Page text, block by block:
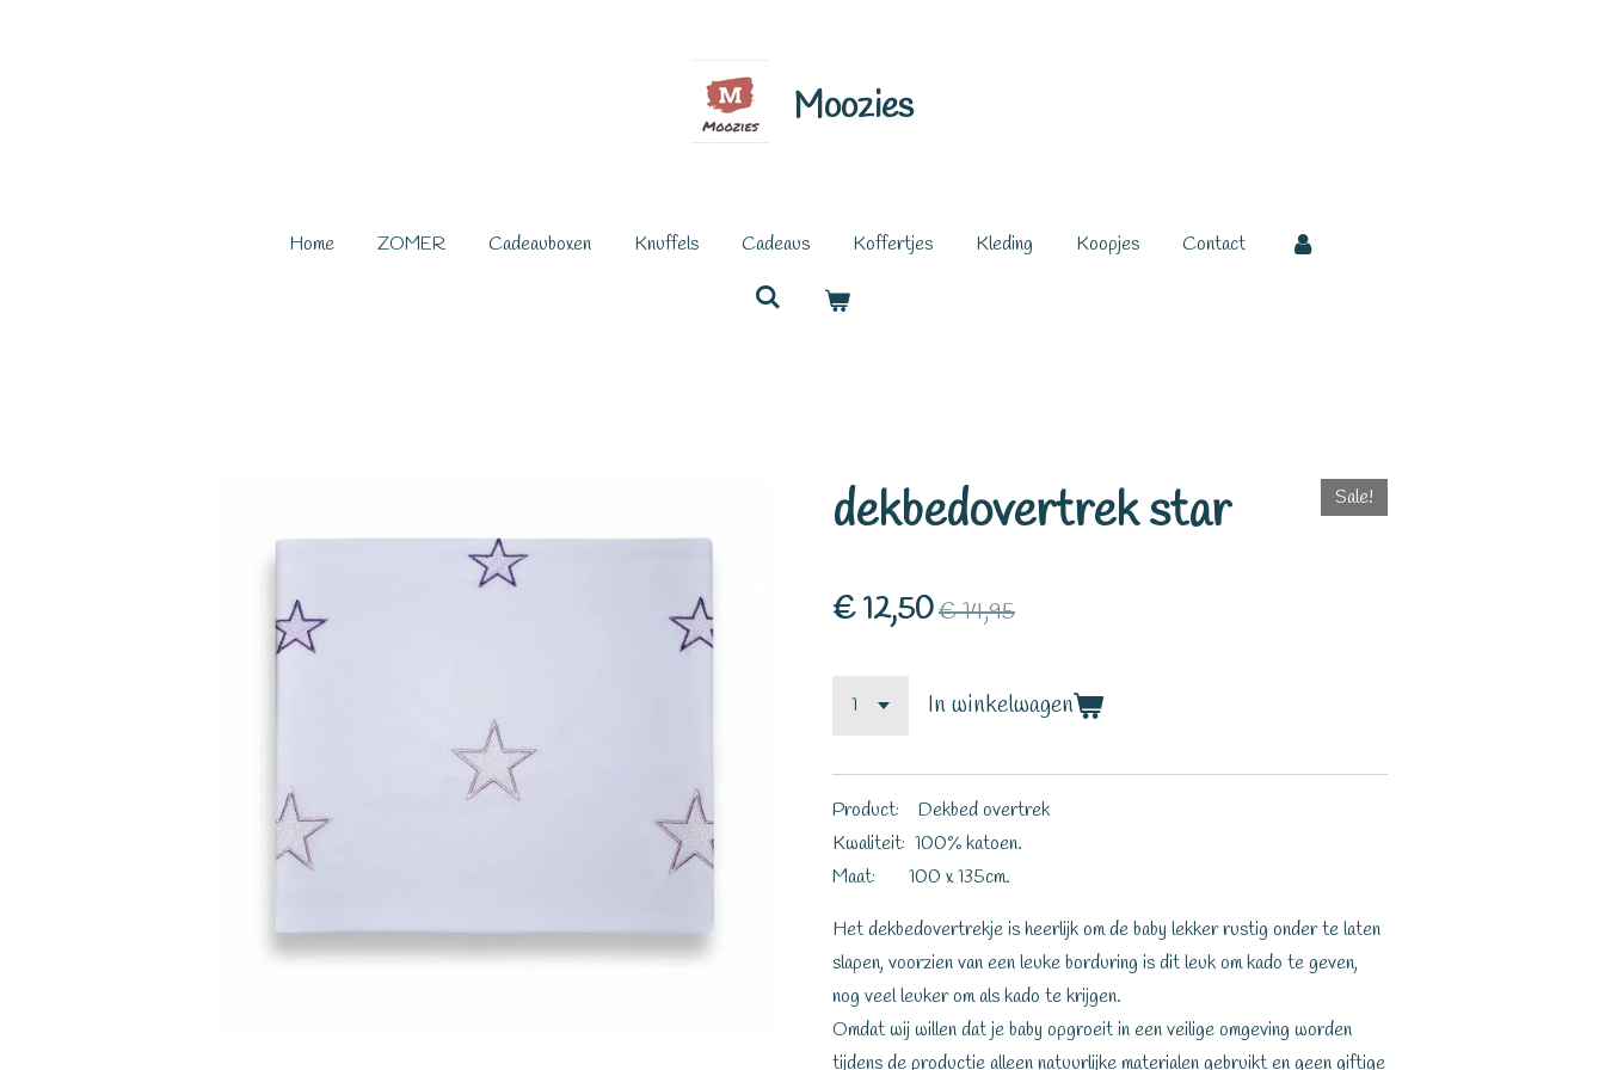
Moozies
Home ZOMER Cadeauboxen Knuffels Cadeaus Koffertjes Kleding Koopjes Contact
dekbedovertrek star Sale!
€ 12,50€ 14,95
In winkelwagen
Product: Dekbed overtrek
Kwaliteit: 100% katoen.
Maat: 100 x 135cm.
Het dekbedovertrekje is heerlijk om de baby lekker rustig onder te laten
slapen, voorzien van een leuke borduring is dit leuk om kado te geven,
nog veel leuker om als kado te krijgen.
Omdat wij willen dat je baby opgroeit in een veilige omgeving worden
tijdens de productie alleen natuurlijke materialen gebruikt en geen giftige